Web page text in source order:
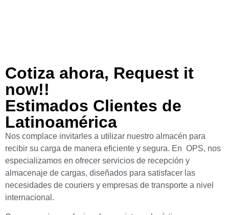
Cotiza ahora, Request it
now!!
Estimados Clientes de
Latinoamérica
Nos complace invitarles a utilizar nuestro almacén para
recibir su carga de manera eficiente y segura. En OPS, nos
especializamos en ofrecer servicios de recepción y
almacenaje de cargas, diseñados para satisfacer las
necesidades de couriers y empresas de transporte a nivel
internacional.